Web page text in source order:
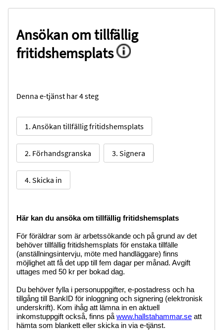
Ansökan om tillfällig
fritidshemsplats
Denna e-tjänst har 4 steg
1. Ansökan tillfällig fritidshemsplats
2. Förhandsgranska 3. Signera
4. Skicka in
Här kan du ansöka om tillfällig fritidshemsplats
För föräldrar som är arbetssökande och på grund av det
behöver tillfällig fritidshemsplats för enstaka tillfälle
(anställningsintervju, möte med handläggare) finns
möjlighet att få det upp till fem dagar per månad. Avgift
uttages med 50 kr per bokad dag.
Du behöver fylla i personuppgifter, e-postadress och ha
tillgång till BankID för inloggning och signering (elektronisk
underskrift). Kom ihåg att lämna in en aktuell
inkomstuppgift också, finns på www.hallstahammar.se att
hämta som blankett eller skicka in via e-tjänst.